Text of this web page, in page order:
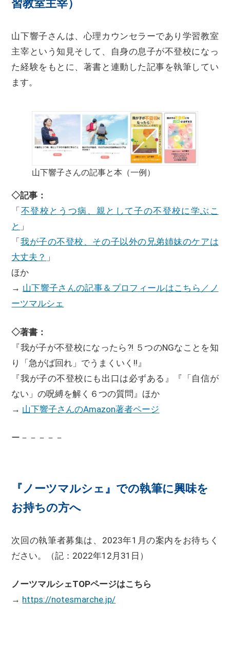
習教室主宰）
山下響子さんは、心理カウンセラーであり学習教室
主宰という知見そして、自身の息子が不登校になっ
た経験をもとに、著書と連動した記事を執筆してい
ます。
山下響子さんの記事と本（一例）
◇記事：
「 不登校とうつ病、親として子の不登校に学ぶこ
と 」
「 我が子の不登校、その子以外の兄弟姉妹のケアは
大丈夫？ 」
ほか
→ 山下響子さんの記事＆プロフィールはこちら／ノ
ーツマルシェ
◇著書：
『我が子が不登校になったら?! ５つのNGなことを知
り「急がば回れ」でうまくいく!!』
『我が子の不登校にも出口は必ずある』『「自信が
ない」の呪縛を解く６つの質問』ほか
→ 山下響子さんのAmazon著者ページ
ー－－－－－
『ノーツマルシェ』での執筆に興味を
お持ちの方へ
次回の執筆者募集は、2023年1月の案内をお待ちく
ださい。（記：2022年12月31日）
ノーツマルシェTOPページはこちら
→ https://notesmarche.jp/